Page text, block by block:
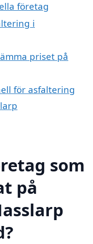
företag
i
priset på
för asfaltering
som
på